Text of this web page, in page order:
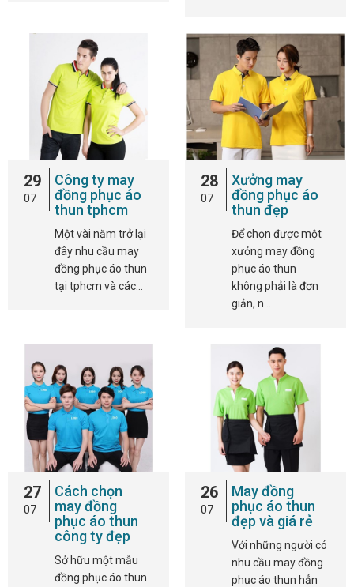
29
07
Công ty may
đồng phục áo
thun tphcm
Một vài năm trở lại
đây nhu cầu may
đồng phục áo thun
tại tphcm và các…
28
07
Xưởng may
đồng phục áo
thun đẹp
Để chọn được một
xưởng may đồng
phục áo thun
không phải là đơn
giản, n…
27
07
Cách chọn
may đồng
phục áo thun
công ty đẹp
Sở hữu một mẫu
đồng phục áo thun
26
07
May đồng
phục áo thun
đẹp và giá rẻ
Với những người có
nhu cầu may đồng
phục áo thun hẳn